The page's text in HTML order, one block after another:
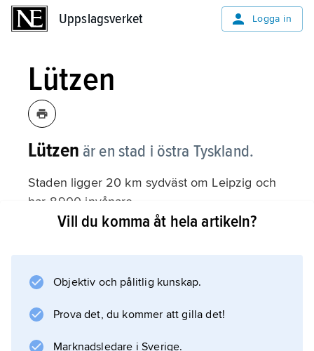
Uppslagsverket Logga in
Lützen
Lützen är en stad i östra Tyskland.
Staden ligger 20 km sydväst om Leipzig och
har 8 900 invånare.
Information om artikeln
Vill du komma åt hela artikeln?
Objektiv och pålitlig kunskap.
Prova det, du kommer att gilla det!
Marknadsledare i Sverige.